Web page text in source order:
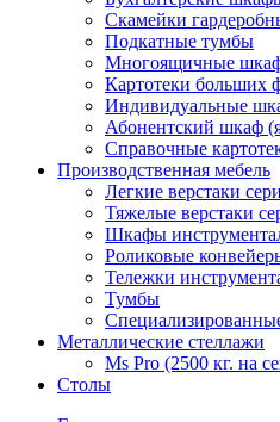
Скамейки
Подкатные тумбы
Многоящичные
Картотеки больших
Индивидуальные
Абонентский шкаф
Справочные
Производственная мебель
Легкие верстаки
Тяжелые верстаки
Шкафы
Роликовые
Тележки
Тумбы
Металлические стеллажи
Ms Pro (2500 кг. на
Столы